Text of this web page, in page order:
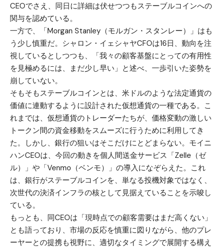
CEOでさえ、同日に詳細は伏せつつもステーブルコインへの
関与を認めている。
一方で、「Morgan Stanley（モルガン・スタンレー）」はも
う少し慎重だ。シャロン・イェシャヤCFOは16日、動向を注
視しているとしつつも、「我々の顧客基盤にとっての有用性
を見極めるには、まだ少し早い」と述べ、一歩引いた姿勢を
崩していない。
そもそもステーブルコインとは、米ドルのような法定通貨の
価値に連動するように設計された仮想通貨の一種である。こ
れまでは、仮想通貨のトレーダーたちが、価格変動の激しい
トークン間の資金移動をスムーズに行うために利用してき
た。しかし、銀行の狙いはそこだけにとどまらない。モイニ
ハンCEOは、今回の動きを個人間送金サービス「Zelle（ゼ
ル）」や「Venmo（ベンモ）」の導入になぞらえた。これ
は、銀行がステーブルコインを、単なる投機対象ではなく、
次世代の決済インフラの核として見据えていることを示唆し
ている。
もっとも、同CEOは「現時点での顧客需要はまだ高くない」
とも語っており、市場の反応を慎重に図りながら、他のプレ
ーヤーとの提携も視野に、適切なタイミングで展開する構え